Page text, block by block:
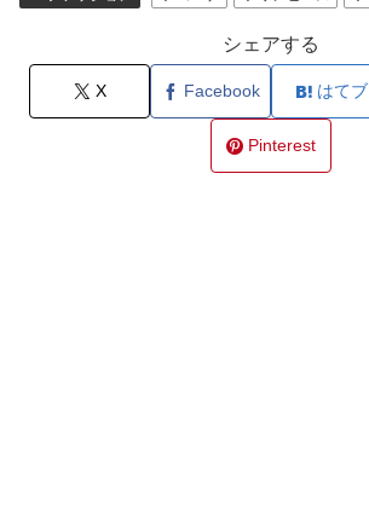
シェアする
X Facebook はてブ
Pinterest